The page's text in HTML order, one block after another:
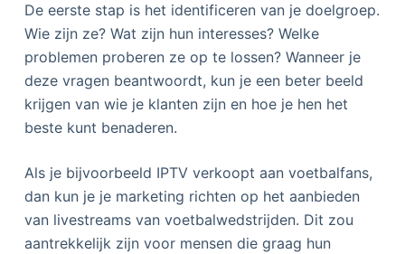
De eerste stap is het identificeren van je doelgroep.
Wie zijn ze? Wat zijn hun interesses? Welke
problemen proberen ze op te lossen? Wanneer je
deze vragen beantwoordt, kun je een beter beeld
krijgen van wie je klanten zijn en hoe je hen het
beste kunt benaderen.
Als je bijvoorbeeld IPTV verkoopt aan voetbalfans,
dan kun je je marketing richten op het aanbieden
van livestreams van voetbalwedstrijden. Dit zou
aantrekkelijk zijn voor mensen die graag hun